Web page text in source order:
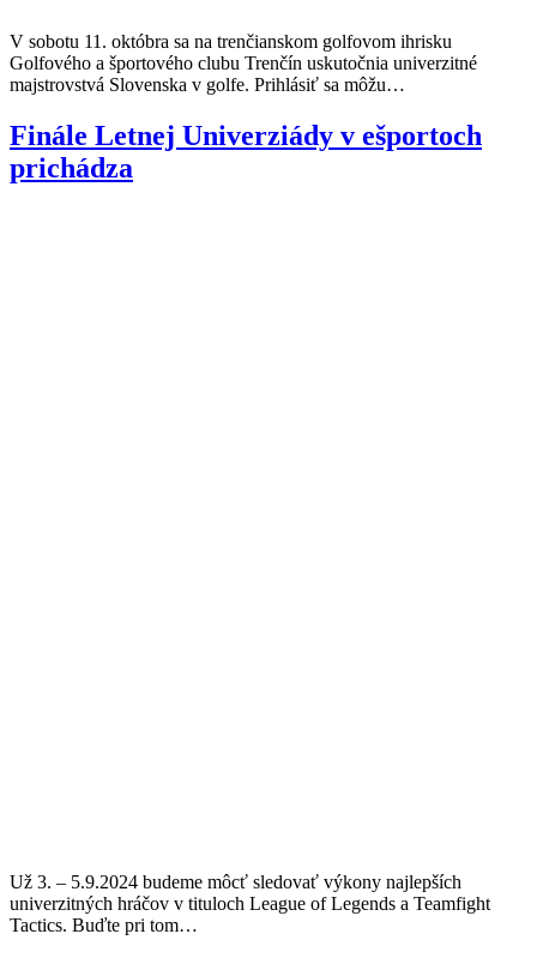
V sobotu 11. októbra sa na trenčianskom golfovom ihrisku
Golfového a športového clubu Trenčín uskutočnia univerzitné
majstrovstvá Slovenska v golfe. Prihlásiť sa môžu…
Finále Letnej Univerziády v ešportoch
prichádza
Už 3. – 5.9.2024 budeme môcť sledovať výkony najlepších
univerzitných hráčov v tituloch League of Legends a Teamfight
Tactics. Buďte pri tom…